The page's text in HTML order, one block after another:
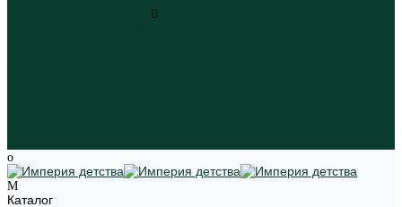
Каталог